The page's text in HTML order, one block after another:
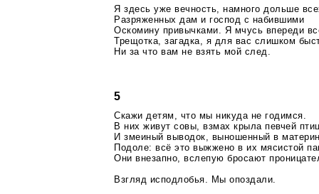
Я здесь уже вечность, намного дольше
Разряженных дам и господ с набившими
Оскомину привычками. Я мчусь впереди
Трещотка, загадка, я для вас слишком
Ни за что вам не взять мой след.
5
Скажи детям, что мы никуда не годимся.
В них живут совы, взмах крыла певчей
И змеиный выводок, выношенный в
Подоле: всё это выжжено в их мясистой
Они внезапно, вслепую бросают
Взгляд исподлобья. Мы опоздали.